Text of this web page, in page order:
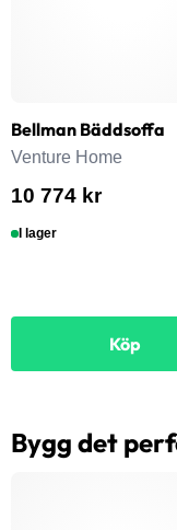
Bellman Bäddsoffa
Venture Home
10 774 kr
I lager
Köp
Bygg det